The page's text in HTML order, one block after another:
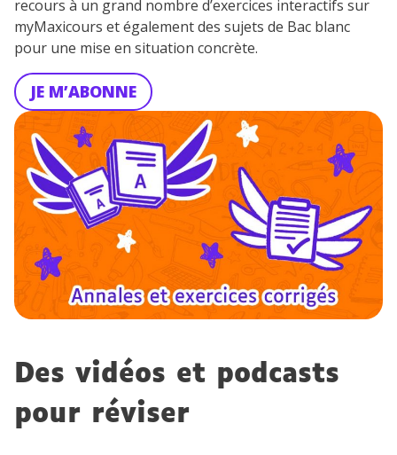
recours à un grand nombre d’exercices interactifs sur
myMaxicours et également des sujets de Bac blanc
pour une mise en situation concrète.
JE M’ABONNE
Des vidéos et podcasts
pour réviser